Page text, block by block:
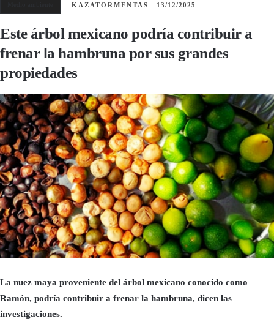
KAZATORMENTAS 13/12/2025
Este árbol mexicano podría contribuir a
frenar la hambruna por sus grandes
propiedades
La nuez maya proveniente del árbol mexicano conocido como
Ramón, podría contribuir a frenar la hambruna, dicen las
investigaciones.